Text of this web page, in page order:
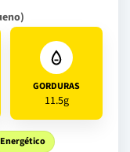
GORDURAS
11.5g
Energético